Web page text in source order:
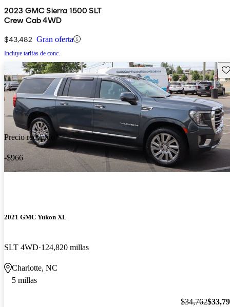
2023 GMC Sierra 1500 SLT
Crew Cab 4WD
$43,482 Gran oferta
Incluye tarifas de conc.
Precio reducido
-$966
2021 GMC Yukon XL
SLT 4WD 124,820 millas
Charlotte, NC
5 millas
$34,762